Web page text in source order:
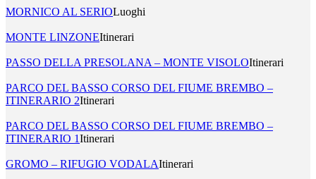
MORNICO AL SERIOLuoghi
MONTE LINZONEItinerari
PASSO DELLA PRESOLANA – MONTE VISOLOItinerari
PARCO DEL BASSO CORSO DEL FIUME BREMBO –
ITINERARIO 2Itinerari
PARCO DEL BASSO CORSO DEL FIUME BREMBO –
ITINERARIO 1Itinerari
GROMO – RIFUGIO VODALAItinerari